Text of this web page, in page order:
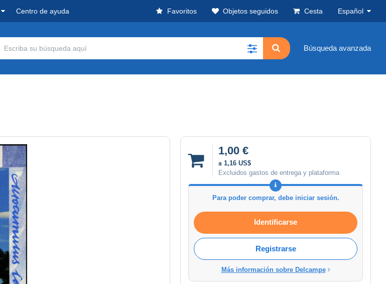
Centro de ayuda Favoritos Objetos seguidos Cesta Español
Búsqueda avanzada
1,00 €
± 1,16 US$
Excluidos gastos de entrega y plataforma
Para poder comprar, debe iniciar sesión.
Identificarse
Registrarse
Más información sobre Delcampe